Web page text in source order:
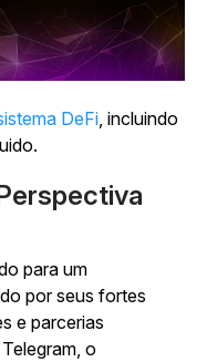
DeFi , incluindo
para um
por seus fortes
e parcerias
o